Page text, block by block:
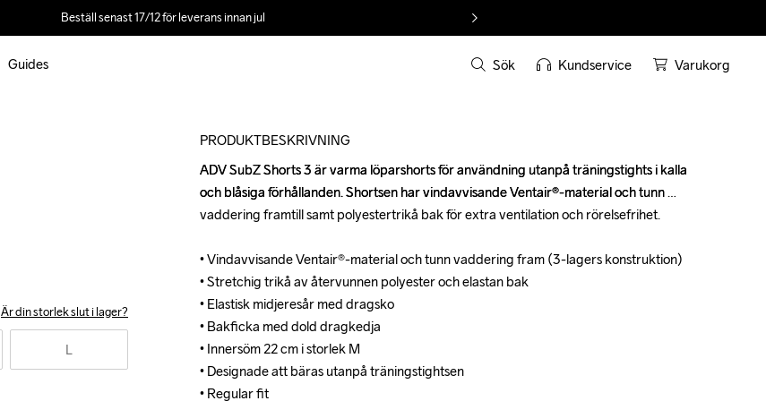
Beställ senast 17/12 för leverans innan jul
Guides Sök Kundservice Varukorg
Är din storlek slut i lager?
L
PRODUKTBESKRIVNING
ADV SubZ Shorts 3 är varma löparshorts för användning utanpå träningstights i kalla
och blåsiga förhållanden. Shortsen har vindavvisande Ventair®-material och tunn
vaddering framtill samt polyestertrikå bak för extra ventilation och rörelsefrihet.
• Vindavvisande Ventair®-material och tunn vaddering fram (3-lagers konstruktion)
• Stretchig trikå av återvunnen polyester och elastan bak
• Elastisk midjeresår med dragsko
• Bakficka med dold dragkedja
• Innersöm 22 cm i storlek M
• Designade att bäras utanpå träningstightsen
• Regular fit
ADV SubZ Shorts 3 är varma löparshorts för användning utanpå träningstights i kalla
och blåsiga förhållanden. Shortsen har vindavvisande Ventair®-material och tunn
vaddering framtill samt polyestertrikå bak för extra ventilation och rörelsefrihet.
• Vindavvisande Ventair®-material och tunn vaddering fram (3-lagers konstruktion)
• Stretchig trikå av återvunnen polyester och elastan bak
• Elastisk midjeresår med dragsko
• Bakficka med dold dragkedja
• Innersöm 22 cm i storlek M
• Designade att bäras utanpå träningstightsen
• Regular fit